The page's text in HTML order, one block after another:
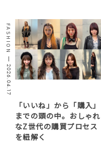
FASHION
2026.04.17
「いいね」から「購入」
までの頭の中。おしゃれ
なZ世代の購買プロセス
を紐解く